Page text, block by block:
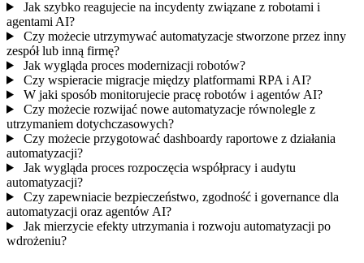
Jak szybko reagujecie na incydenty związane z robotami i
agentami AI?
Czy możecie utrzymywać automatyzacje stworzone przez inny
zespół lub inną firmę?
Jak wygląda proces modernizacji robotów?
Czy wspieracie migracje między platformami RPA i AI?
W jaki sposób monitorujecie pracę robotów i agentów AI?
Czy możecie rozwijać nowe automatyzacje równolegle z
utrzymaniem dotychczasowych?
Czy możecie przygotować dashboardy raportowe z działania
automatyzacji?
Jak wygląda proces rozpoczęcia współpracy i audytu
automatyzacji?
Czy zapewniacie bezpieczeństwo, zgodność i governance dla
automatyzacji oraz agentów AI?
Jak mierzycie efekty utrzymania i rozwoju automatyzacji po
wdrożeniu?